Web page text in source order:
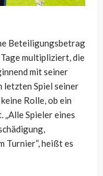
Beteiligungsbetrag
multipliziert, die
mit seiner
letzten Spiel seiner
Rolle, ob ein
Spieler eines
Turnier“, heißt es